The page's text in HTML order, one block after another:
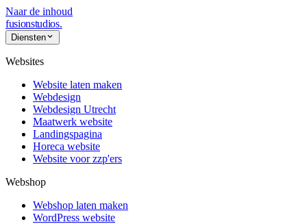
Naar de inhoud
fusionstudios.
Diensten
Websites
Website laten maken
Webdesign
Webdesign Utrecht
Maatwerk website
Landingspagina
Horeca website
Website voor zzp'ers
Webshop
Webshop laten maken
WordPress website